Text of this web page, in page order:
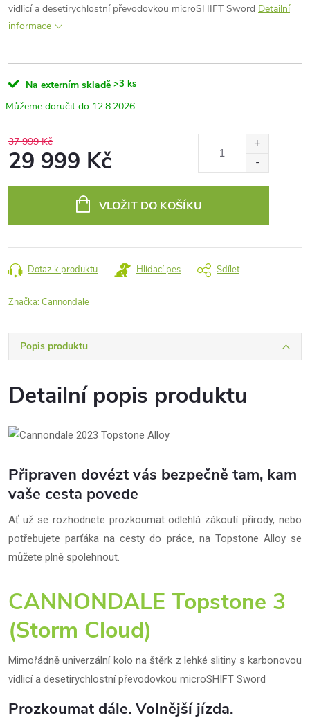
vidlicí a desetirychlostní převodovkou microSHIFT Sword Detailní
informace
Na externím skladě >3 ks
12.8.2026
37 999 Kč
29 999 Kč
VLOŽIT DO KOŠÍKU
Dotaz k produktu Hlídací pes Sdílet
Značka:Cannondale
Popis produktu
Detailní popis produktu
Připraven dovézt vás bezpečně tam, kam
vaše cesta povede
Ať už se rozhodnete prozkoumat odlehlá zákoutí přírody, nebo
potřebujete parťáka na cesty do práce, na Topstone Alloy se
můžete plně spolehnout.
CANNONDALE Topstone 3
(Storm Cloud)
Mimořádně univerzální kolo na štěrk z lehké slitiny s karbonovou
vidlicí a desetirychlostní převodovkou microSHIFT Sword
Prozkoumat dále. Volnější jízda.